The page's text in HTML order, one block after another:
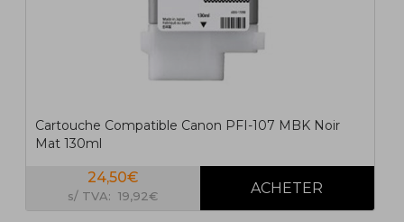
Cartouche Compatible Canon PFI-107 MBK Noir
Mat 130ml
24,50€
s/ TVA: 19,92€